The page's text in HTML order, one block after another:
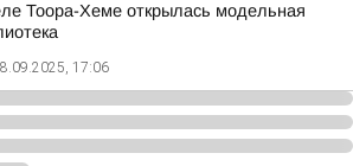
Тоора-Хеме открылась модельная
17:06